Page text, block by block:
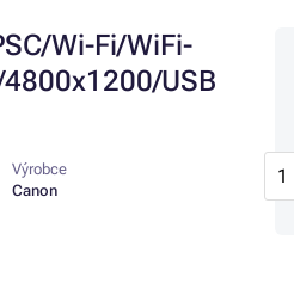
Wi-Fi/WiFi-
USB
Výrobce
Canon